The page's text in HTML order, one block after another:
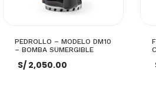
PEDROLLO – MODELO DM10
– BOMBA SUMERGIBLE
S/ 2,050.00